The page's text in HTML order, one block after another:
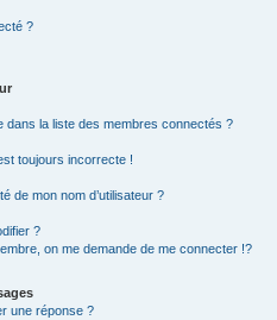
?
dans la liste des membres connectés ?
toujours incorrecte !
de mon nom d’utilisateur ?
?
on me demande de me connecter !?
une réponse ?